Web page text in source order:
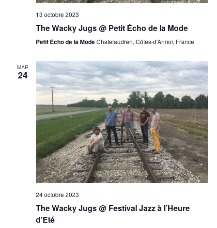
13 octobre 2023
The Wacky Jugs @ Petit Écho de la Mode
Petit Écho de la ModeChatelaudren, Côtes-d'Armor, France
MAR
24
24 octobre 2023
The Wacky Jugs @ Festival Jazz à l’Heure
d’Eté